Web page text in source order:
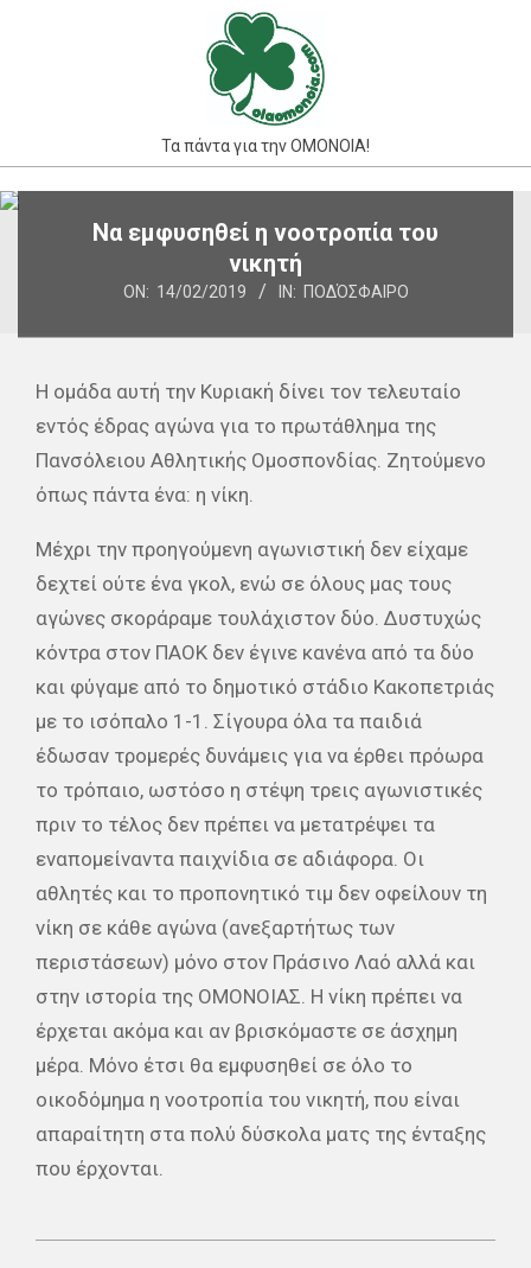
Τα πάντα για την ΟΜΟΝΟΙΑ!
Primary
Να εμφυσηθεί η νοοτροπία του
νικητή
ON: 14/02/2019 IN: ΠΟΔΌΣΦΑΙΡΟ
Η ομάδα αυτή την Κυριακή δίνει τον τελευταίο
εντός έδρας αγώνα για το πρωτάθλημα της
Πανσόλειου Αθλητικής Ομοσπονδίας. Ζητούμενο
όπως πάντα ένα: η νίκη.
Μέχρι την προηγούμενη αγωνιστική δεν είχαμε
δεχτεί ούτε ένα γκολ, ενώ σε όλους μας τους
αγώνες σκοράραμε τουλάχιστον δύο. Δυστυχώς
κόντρα στον ΠΑΟΚ δεν έγινε κανένα από τα δύο
και φύγαμε από το δημοτικό στάδιο Κακοπετριάς
με το ισόπαλο 1-1. Σίγουρα όλα τα παιδιά
έδωσαν τρομερές δυνάμεις για να έρθει πρόωρα
το τρόπαιο, ωστόσο η στέψη τρεις αγωνιστικές
πριν το τέλος δεν πρέπει να μετατρέψει τα
εναπομείναντα παιχνίδια σε αδιάφορα. Οι
αθλητές και το προπονητικό τιμ δεν οφείλουν τη
νίκη σε κάθε αγώνα (ανεξαρτήτως των
περιστάσεων) μόνο στον Πράσινο Λαό αλλά και
στην ιστορία της ΟΜΟΝΟΙΑΣ. Η νίκη πρέπει να
έρχεται ακόμα και αν βρισκόμαστε σε άσχημη
μέρα. Μόνο έτσι θα εμφυσηθεί σε όλο το
οικοδόμημα η νοοτροπία του νικητή, που είναι
απαραίτητη στα πολύ δύσκολα ματς της ένταξης
που έρχονται.